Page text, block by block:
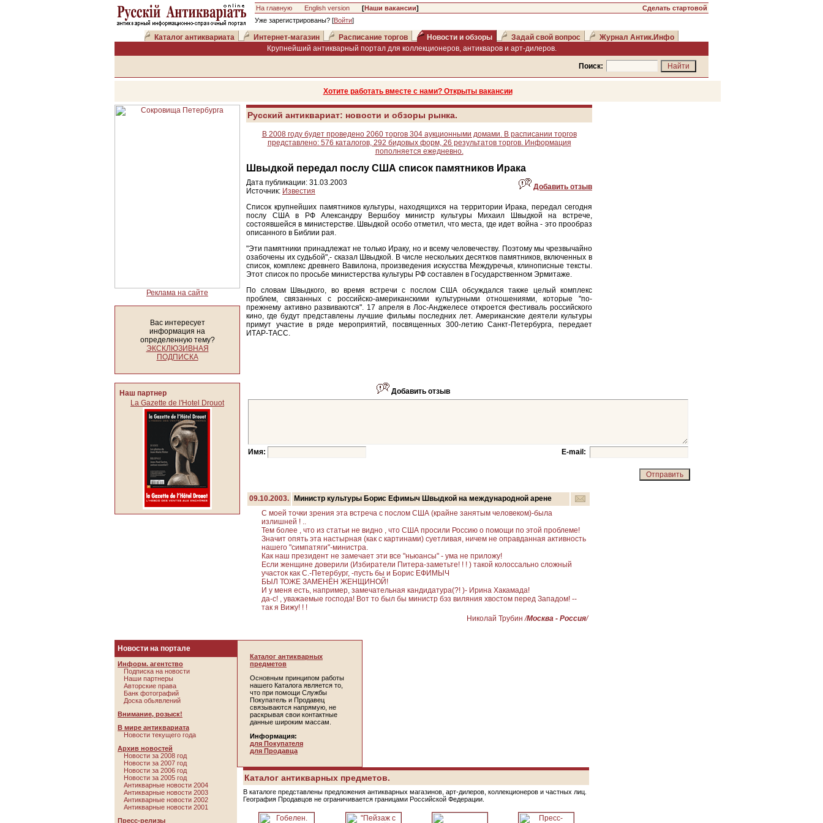
На главную English version [Наши вакансии]
Уже зарегистрированы? [Войти]
Сделать стартовой
Каталог антиквариата Интернет-магазин Расписание торгов Новости и обзоры Задай свой вопрос
Журнал Антик.Инфо
Крупнейший антикварный портал для коллекционеров, антикваров и арт-дилеров.
Поиск:
Хотите работать вместе с нами? Открыты вакансии
Реклама на сайте
Вас интересует
информация на
определенную тему?
ЭКСКЛЮЗИВНАЯ
ПОДПИСКА
Наш партнер
La Gazette de l'Hotel Drouot
Русский антиквариат: новости и обзоры рынка.
В 2008 году будет проведено 2060 торгов 304 аукционными домами. В расписании торгов
представлено: 576 каталогов, 292 бидовых форм, 26 результатов торгов. Информация
пополняется ежедневно.
Швыдкой передал послу США список памятников Ирака
Дата публикации: 31.03.2003
Источник: Известия Добавить отзыв
Список крупнейших памятников культуры, находящихся на территории Ирака, передал сегодня
послу США в РФ Александру Вершбоу министр культуры Михаил Швыдкой на встрече,
состоявшейся в министерстве. Швыдкой особо отметил, что места, где идет война - это прообраз
описанного в Библии рая.
"Эти памятники принадлежат не только Ираку, но и всему человечеству. Поэтому мы чрезвычайно
озабочены их судьбой",- сказал Швыдкой. В числе нескольких десятков памятников, включенных в
список, комплекс древнего Вавилона, произведения искусства Междуречья, клинописные тексты.
Этот список по просьбе министерства культуры РФ составлен в Государственном Эрмитаже.
По словам Швыдкого, во время встречи с послом США обсуждался также целый комплекс
проблем, связанных с российско-американскими культурными отношениями, которые "по-
прежнему активно развиваются". 17 апреля в Лос-Анджелесе откроется фестиваль российского
кино, где будут представлены лучшие фильмы последних лет. Американские деятели культуры
примут участие в ряде мероприятий, посвященных 300-летию Санкт-Петербурга, передает
ИТАР-ТАСС.
Добавить отзыв
Имя: E-mail:
09.10.2003.
Министр культуры Борис Ефимыч Швыдкой на международной арене
С моей точки зрения эта встреча с послом США (крайне занятым человеком)-была
излишней ! ..
Тем более , что из статьи не видно , что США просили Россию о помощи по этой проблеме!
Значит опять эта настырная (как с картинами) суетливая, ничем не оправданная активность
нашего "симпатяги"-министра.
Как наш президент не замечает эти все "ньюансы" - ума не приложу!
Если женщине доверили (Избиратели Питера-заметьте! ! ! ) такой колоссально сложный
участок как С.-Петербург, -пусть бы и Борис ЕФИМЫЧ
БЫЛ ТОЖЕ ЗАМЕНЁН ЖЕНЩИНОЙ!
И у меня есть, например, замечательная кандидатура(?! )- Ирина Хакамада!
да-с! , уважаемые господа! Вот то был бы министр бэз виляния хвостом перед Западом! --
так я Вижу! ! !
Николай Трубин/Москва - Россия/
Новости на портале
Информ. агентство
Подписка на новости
Наши партнеры
Авторские права
Банк фотографий
Доска обьявлений
Внимание, розыск!
В мире антиквариата
Новости текущего года
Архив новостей
Новости за 2008 год
Новости за 2007 год
Новости за 2006 год
Новости за 2005 год
Антикварные новости 2004
Антикварные новости 2003
Антикварные новости 2002
Антикварные новости 2001
Пресс-релизы
Каталог антикварных
предметов
Основным принципом работы
нашего Каталога является то,
что при помощи Службы
Покупатель и Продавец
связываются напрямую, не
раскрывая свои контактные
данные широким массам.
Информация:
для Покупателя
для Продавца
Каталог антикварных предметов.
В каталоге представлены предложения антикварных магазинов, арт-дилеров, коллекционеров и частных лиц.
География Продавцов не ограничивается границами Российской Федерации.